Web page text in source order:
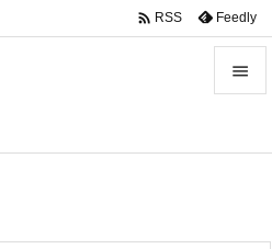

 RSS Feedly